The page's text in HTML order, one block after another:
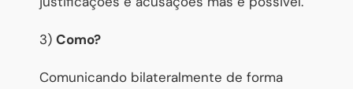
3) Como?
Comunicando bilateralmente de forma